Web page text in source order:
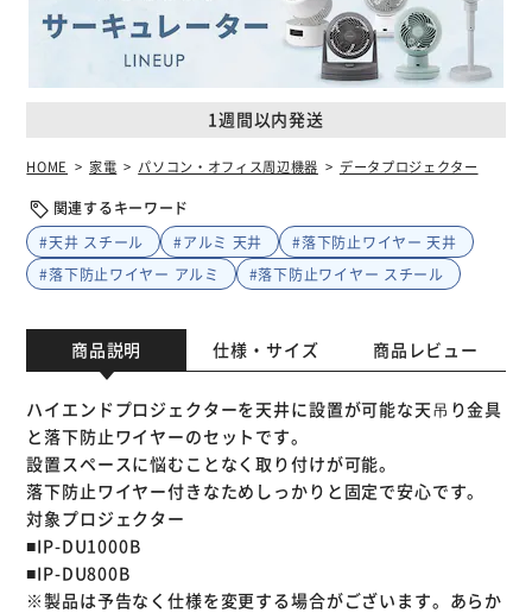
1週間以内発送
HOME 家電 パソコン・オフィス周辺機器 データプロジェクター
関連するキーワード
#天井 スチール
#アルミ 天井
#落下防止ワイヤー 天井
#落下防止ワイヤー アルミ
#落下防止ワイヤー スチール
商品説明 仕様・サイズ 商品レビュー
ハイエンドプロジェクターを天井に設置が可能な天吊り金具
と落下防止ワイヤーのセットです。
設置スペースに悩むことなく取り付けが可能。
落下防止ワイヤー付きなためしっかりと固定で安心です。
対象プロジェクター
■IP-DU1000B
■IP-DU800B
※製品は予告なく仕様を変更する場合がございます。あらか